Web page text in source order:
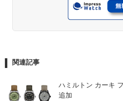
関連記事
ハミルトン カーキ
追加